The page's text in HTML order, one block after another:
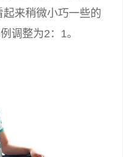
来稍微小巧一些的
调整为2：1。